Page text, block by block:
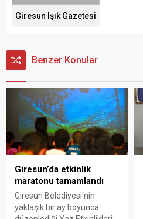
Giresun Işık Gazetesi
Benzer Konular
Giresun’da etkinlik
maratonu tamamlandı
Giresun Belediyesi'nin
yaklaşık bir ay boyunca